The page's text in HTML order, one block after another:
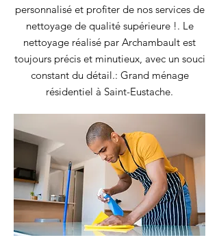
personnalisé et profiter de nos services de
nettoyage de qualité supérieure !. Le
nettoyage réalisé par Archambault est
toujours précis et minutieux, avec un souci
constant du détail.: Grand ménage
résidentiel à Saint-Eustache.